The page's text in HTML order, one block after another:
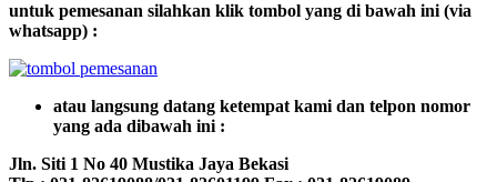
untuk pemesanan silahkan klik tombol yang di bawah ini (via
whatsapp) :
atau langsung datang ketempat kami dan telpon nomor
yang ada dibawah ini :
Jln. Siti 1 No 40 Mustika Jaya Bekasi